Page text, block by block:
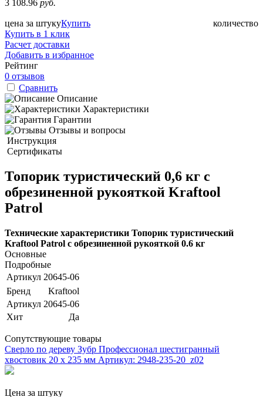
3 108.96 руб.
цена за штуку количество
Купить
Купить в 1 клик
Расчет доставки
Добавить в избранное
Рейтинг
0 отзывов
Сравнить
Описание
Характеристики
Гарантии
Отзывы и вопросы
Инструкция
Сертификаты
Топорик туристический 0,6 кг с
обрезиненной рукояткой Kraftool
Patrol
Технические характеристики Топорик туристический
Kraftool Patrol с обрезиненной рукояткой 0.6 кг
Основные
Подробные
Артикул 20645-06
Бренд
Kraftool
Артикул 20645-06
Хит
Да
Сопутствующие товары
Сверло по дереву Зубр Профессионал шестигранный
хвостовик 20 х 235 мм Артикул: 2948-235-20_z02
Цена за штуку